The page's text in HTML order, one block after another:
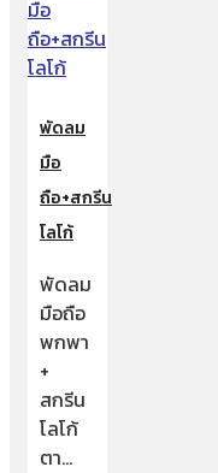
พัดลม
มือ
ถือ+สกรีน
โลโก้
พัดลม
มือถือ
พกพา
+
สกรีน
โลโก้
ตา…